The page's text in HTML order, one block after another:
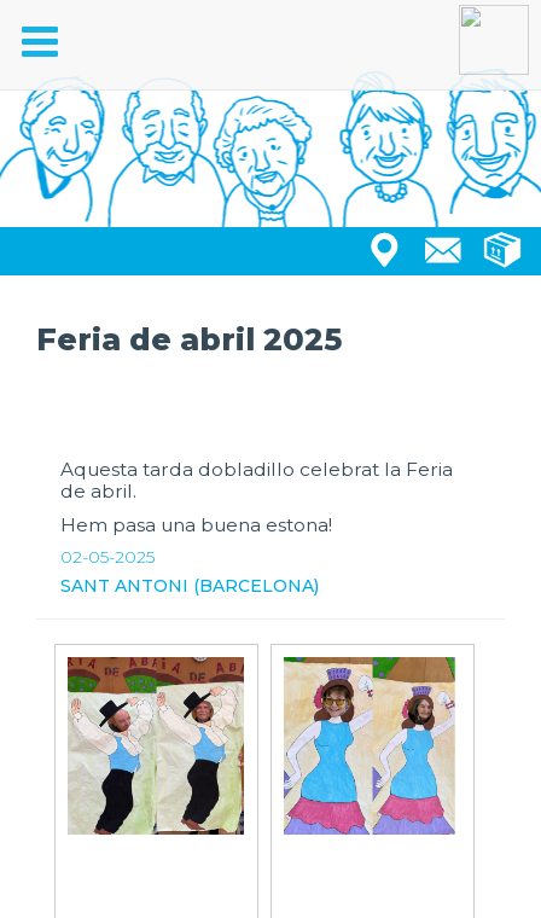
Toggle
navigation
Feria de abril 2025
Aquesta tarda dobladillo celebrat la Feria
de abril.
Hem pasa una buena estona!
02-05-2025
SANT ANTONI (BARCELONA)